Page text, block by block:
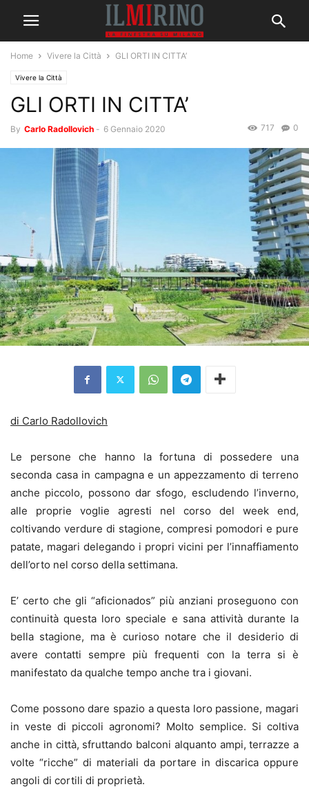
Home Vivere la Città GLI ORTI IN CITTA’
Vivere la Città
GLI ORTI IN CITTA’
By Carlo Radollovich - 6 Gennaio 2020 0
717
di Carlo Radollovich
Le persone che hanno la fortuna di possedere una
seconda casa in campagna e un appezzamento di terreno
anche piccolo, possono dar sfogo, escludendo l’inverno,
alle proprie voglie agresti nel corso del week end,
coltivando verdure di stagione, compresi pomodori e pure
patate, magari delegando i propri vicini per l’innaffiamento
dell’orto nel corso della settimana.
E’ certo che gli “aficionados” più anziani proseguono con
continuità questa loro speciale e sana attività durante la
bella stagione, ma è curioso notare che il desiderio di
avere contatti sempre più frequenti con la terra si è
manifestato da qualche tempo anche tra i giovani.
Come possono dare spazio a questa loro passione, magari
in veste di piccoli agronomi? Molto semplice. Si coltiva
anche in città, sfruttando balconi alquanto ampi, terrazze a
volte “ricche” di materiali da portare in discarica oppure
angoli di cortili di proprietà.